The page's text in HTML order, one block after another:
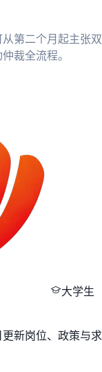
第二个月起主张双
裁全流程。
大学生
新岗位、政策与求